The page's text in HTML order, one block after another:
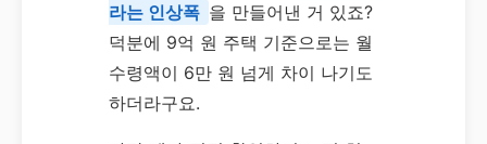
라는 인상폭 을 만들어낸 거 있죠?
덕분에 9억 원 주택 기준으로는 월
수령액이 6만 원 넘게 차이 나기도
하더라구요.